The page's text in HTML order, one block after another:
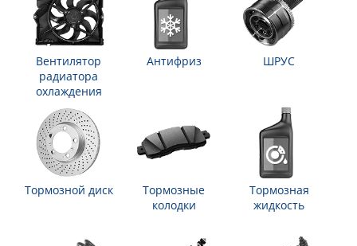
Вентилятор
радиатора
охлаждения
Антифриз ШРУС
Тормозной диск
Тормозные
колодки
Тормозная
жидкость